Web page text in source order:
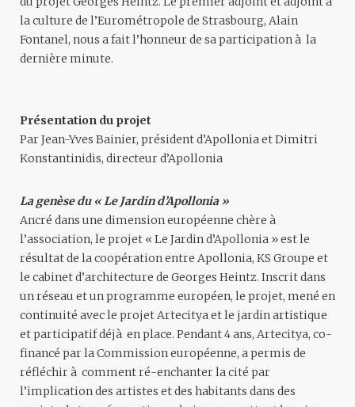
la culture de l’Eurométropole de Strasbourg, Alain
Fontanel, nous a fait l’honneur de sa participation à la
dernière minute.
Présentation du projet
Par Jean-Yves Bainier, président d’Apollonia et Dimitri
Konstantinidis, directeur d’Apollonia
La genèse du « Le Jardin d’Apollonia »
Ancré dans une dimension européenne chère à
l’association, le projet « Le Jardin d’Apollonia » est le
résultat de la coopération entre Apollonia, KS Groupe et
le cabinet d’architecture de Georges Heintz. Inscrit dans
un réseau et un programme européen, le projet, mené en
continuité avec le projet Artecitya et le jardin artistique
et participatif déjà en place. Pendant 4 ans, Artecitya, co-
financé par la Commission européenne, a permis de
réfléchir à comment ré-enchanter la cité par
l’implication des artistes et des habitants dans des